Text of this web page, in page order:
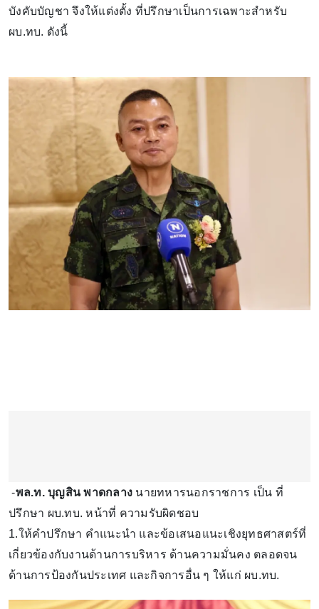
บังคับบัญชา จึงให้แต่งตั้ง ที่ปรึกษาเป็นการเฉพาะสำหรับ
ผบ.ทบ. ดังนี้
-พล.ท. บุญสิน พาดกลาง นายทหารนอกราชการ เป็น ที่
ปรึกษา ผบ.ทบ. หน้าที่ ความรับผิดชอบ
1.ให้คำปรึกษา คำแนะนำ และข้อเสนอแนะเชิงยุทธศาสตร์ที่
เกี่ยวข้องกับงานด้านการบริหาร ด้านความมั่นคง ตลอดจน
ด้านการป้องกันประเทศ และกิจการอื่น ๆ ให้แก่ ผบ.ทบ.